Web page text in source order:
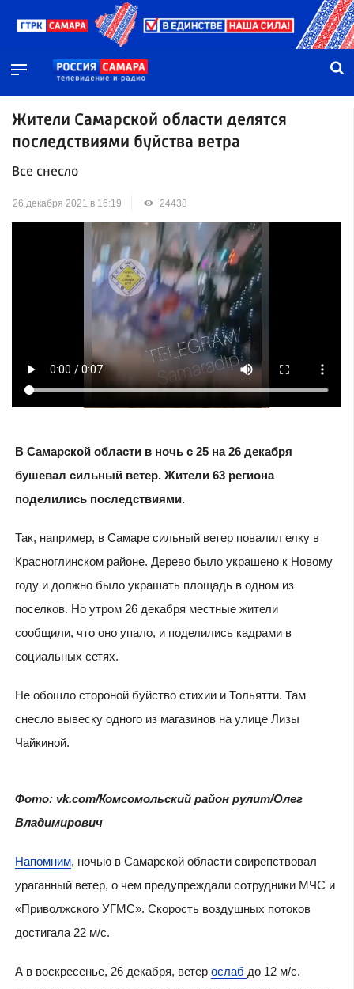
Жители Самарской области делятся
последствиями буйства ветра
Все снесло
26 декабря 2021 в 16:19 24438
В Самарской области в ночь с 25 на 26 декабря
бушевал сильный ветер. Жители 63 региона
поделились последствиями.
Так, например, в Самаре сильный ветер повалил елку в
Красноглинском районе. Дерево было украшено к Новому
году и должно было украшать площадь в одном из
поселков. Но утром 26 декабря местные жители
сообщили, что оно упало, и поделились кадрами в
социальных сетях.
Не обошло стороной буйство стихии и Тольятти. Там
снесло вывеску одного из магазинов на улице Лизы
Чайкиной.
Фото: vk.com/Комсомольский район рулит/Олег
Владимирович
Напомним, ночью в Самарской области свирепствовал
ураганный ветер, о чем предупреждали сотрудники МЧС и
«Приволжского УГМС». Скорость воздушных потоков
достигала 22 м/с.
А в воскресенье, 26 декабря, ветер ослаб до 12 м/с.